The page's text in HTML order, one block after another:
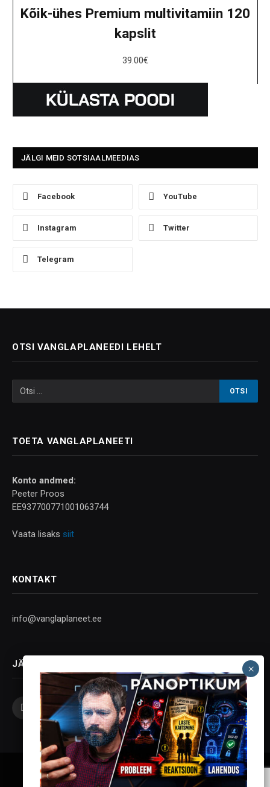
Kõik-ühes Premium multivitamiin 120
kapslit
39.00€
JÄLGI MEID SOTSIAALMEEDIAS
Facebook YouTube
Instagram Twitter
Telegram
OTSI VANGLAPLANEEDI LEHELT
TOETA VANGLAPLANEETI
Konto andmed:
Peeter Proos
EE937700771001063744
Vaata lisaks siit
KONTAKT
info@vanglaplaneet.ee
JÄLGI SOTSIAALMEEDIAS
Facebook
X
(Twitter)
InstagramYouTubeTelegram
Vanglaplaneet - Vastupanu Vaim